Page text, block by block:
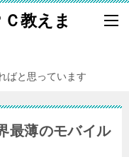
教えま
ばと思っています
最薄のモバイル